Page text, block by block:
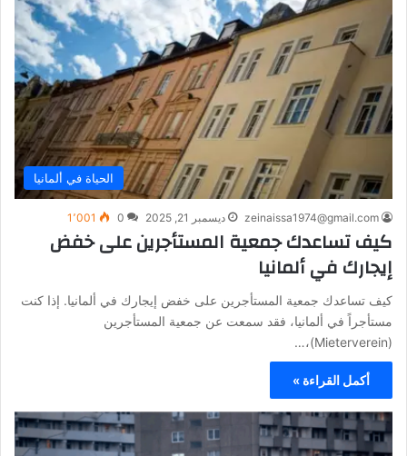
الحياة في ألمانيا
zeinaissa1974@gmail.com ديسمبر 21, 2025 0 1٬001
كيف تساعدك جمعية المستأجرين على خفض
إيجارك في ألمانيا
كيف تساعدك جمعية المستأجرين على خفض إيجارك في ألمانيا. إذا كنت
مستأجراً في ألمانيا، فقد سمعت عن جمعية المستأجرين
(Mieterverein)،…
أكمل القراءة »